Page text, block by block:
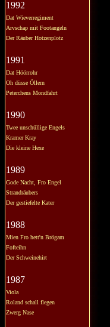
1992
Dat Wieverregiment
Arvschap mit Footangeln
Der Räuber Hotzenplotz
1991
Dat Höörrohr
Oh düsse Öllern
Peterchens Mondfahrt
1990
Twee unschüllige Engels
Kramer Kray
Die kleine Hexe
1989
Gode Nacht, Fro Engel
Strandräubers
Der gestiefelte Kater
1988
Mien Fro hett'n Brögam
Fofteihn
Der Schweinehirt
1987
Viola
Roland schall flegen
Zwerg Nase